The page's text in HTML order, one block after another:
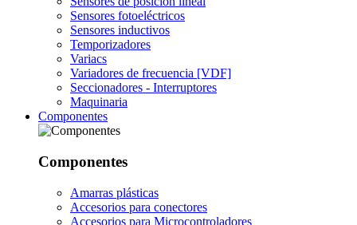
Sensores fotoeléctricos
Sensores inductivos
Temporizadores
Variacs
Variadores de frecuencia [VDF]
Seccionadores - Interruptores
Maquinaria
Componentes
Componentes
Amarras plásticas
Accesorios para conectores
Accesorios para Microcontroladores